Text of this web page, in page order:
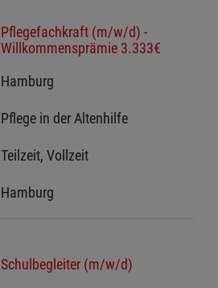
Pflegefachkraft (m/w/d) -
Willkommensprämie 3.333€
Hamburg
Pflege in der Altenhilfe
Teilzeit, Vollzeit
Hamburg
Schulbegleiter (m/w/d)